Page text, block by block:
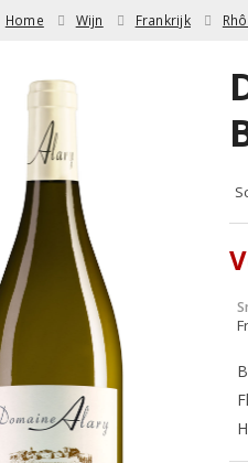
Home Wijn Frankrijk